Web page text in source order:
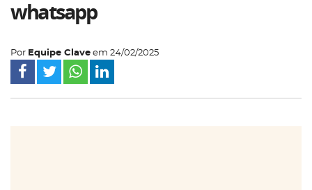
whatsapp
Por Equipe Clave em 24/02/2025